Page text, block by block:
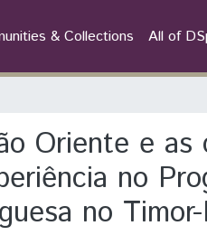
& Collections All of
Oriente e
no
no